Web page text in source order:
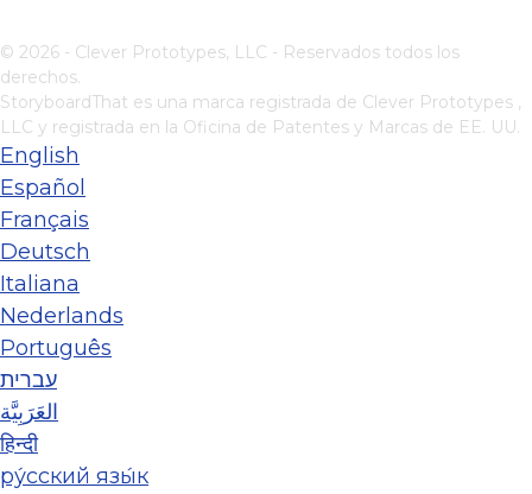
© 2026 - Clever Prototypes, LLC - Reservados todos los
derechos.
StoryboardThat es una marca registrada de Clever Prototypes ,
LLC y registrada en la Oficina de Patentes y Marcas de EE. UU.
English
Español
Français
Deutsch
Italiana
Nederlands
Português
עברית
العَرَبِيَّة
हिन्दी
ру́сский язы́к